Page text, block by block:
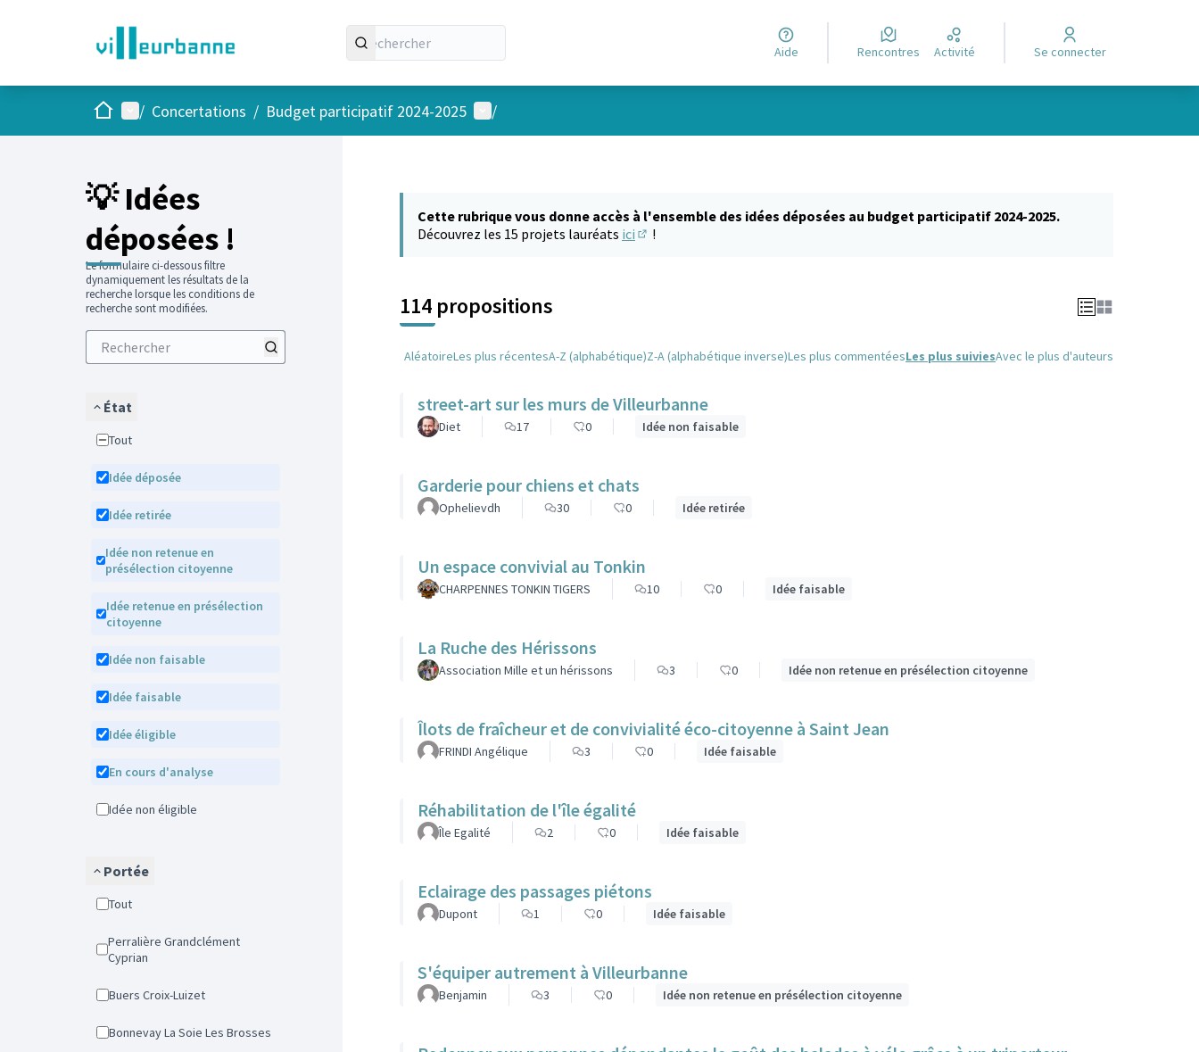
Aide Rencontres Activité Se connecter
AccueilMenu principal
/ Concertations / Budget participatif 2024-2025 Menu utilisateur
/
💡 Idées
déposées !
Le formulaire ci-dessous filtre
dynamiquement les résultats de la
recherche lorsque les conditions de
recherche sont modifiées.
État
Tout
Idée déposée
Idée retirée
Idée non retenue en
présélection citoyenne
Idée retenue en présélection
citoyenne
Idée non faisable
Idée faisable
Idée éligible
En cours d'analyse
Idée non éligible
Portée
Tout
Perralière Grandclément
Cyprian
Buers Croix-Luizet
Bonnevay La Soie Les Brosses
Cette rubrique vous donne accès à l'ensemble des idées déposées au budget participatif 2024-2025.
Découvrez les 15 projets lauréats ici !
114 propositions
AléatoireLes plus récentesA-Z (alphabétique)Z-A (alphabétique inverse)Les plus commentéesLes plus suiviesAvec le plus d'auteurs
street-art sur les murs de Villeurbanne
Diet 17 0 Idée non faisable
Garderie pour chiens et chats
Ophelievdh 30 0 Idée retirée
Un espace convivial au Tonkin
CHARPENNES TONKIN TIGERS 10 0 Idée faisable
La Ruche des Hérissons
Association Mille et un hérissons 3 0 Idée non retenue en présélection citoyenne
Îlots de fraîcheur et de convivialité éco-citoyenne à Saint Jean
FRINDI Angélique 3 0 Idée faisable
Réhabilitation de l'île égalité
Île Egalité 2 0 Idée faisable
Eclairage des passages piétons
Dupont 1 0 Idée faisable
S'équiper autrement à Villeurbanne
Benjamin 3 0 Idée non retenue en présélection citoyenne